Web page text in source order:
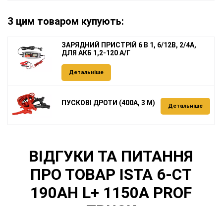
З цим товаром купують:
ЗАРЯДНИЙ ПРИСТРІЙ 6 В 1, 6/12В, 2/4А,
ДЛЯ АКБ 1,2-120 А/Г
Детальніше
ПУСКОВІ ДРОТИ (400А, 3 М) Детальніше
ВІДГУКИ ТА ПИТАННЯ
ПРО ТОВАР ISTA 6-СТ
190AH L+ 1150A PROF